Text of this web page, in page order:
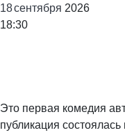
18сентября 2026
18:30
Это первая комедия
публикация